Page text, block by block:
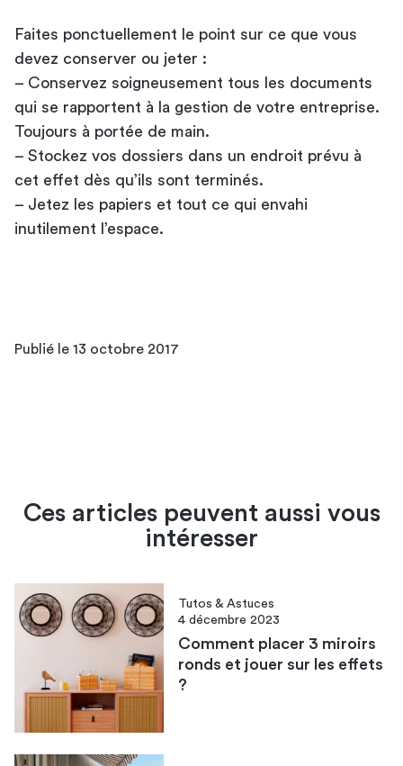
Faites ponctuellement le point sur ce que vous
devez conserver ou jeter :
– Conservez soigneusement tous les documents
qui se rapportent à la gestion de votre entreprise.
Toujours à portée de main.
– Stockez vos dossiers dans un endroit prévu à
cet effet dès qu’ils sont terminés.
– Jetez les papiers et tout ce qui envahi
inutilement l’espace.
Publié le 13 octobre 2017
Ces articles peuvent aussi vous
intéresser
Tutos & Astuces
4 décembre 2023
Comment placer 3 miroirs
ronds et jouer sur les effets
?